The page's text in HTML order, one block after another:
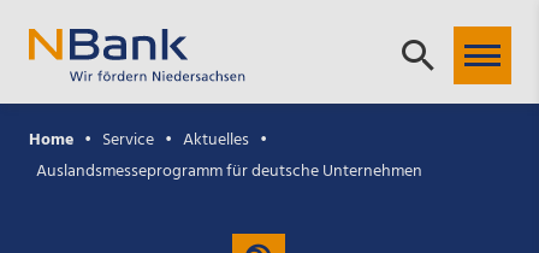
Home Service
Aktuelles
Auslandsmesseprogramm für deutsche Unternehmen